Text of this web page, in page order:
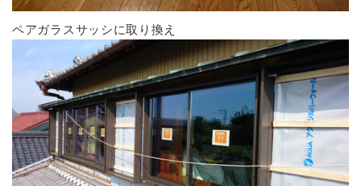
ペアガラスサッシに取り換え